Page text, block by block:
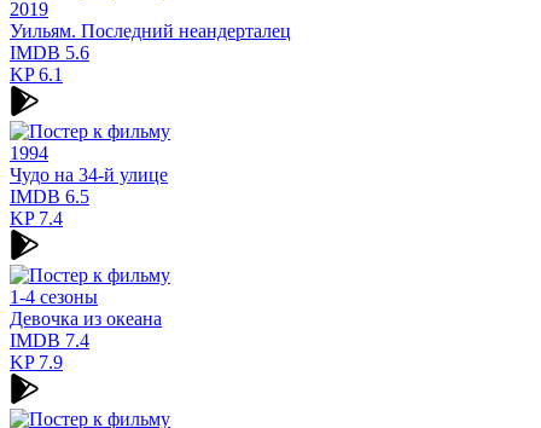
2019
Уильям. Последний неандерталец
IMDB 5.6
KP6.1
1994
Чудо на 34-й улице
IMDB 6.5
KP7.4
1-4 сезоны
Девочка из океана
IMDB 7.4
KP7.9